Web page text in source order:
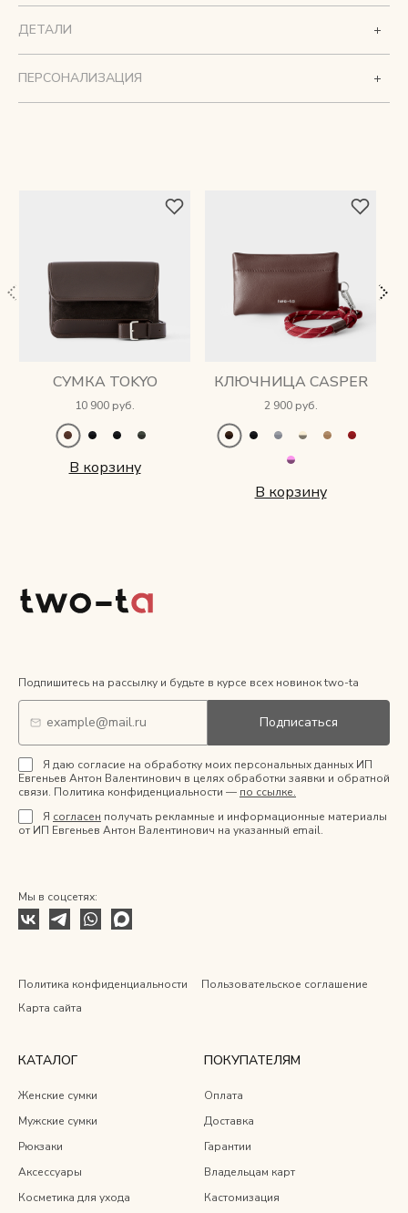
ДЕТАЛИ
ПЕРСОНАЛИЗАЦИЯ
СУМКА TOKYO
10 900 руб.
В корзину
КЛЮЧНИЦА CASPER
2 900 руб.
В корзину
Подпишитесь на рассылку и будьте в курсе всех новинок two-ta
Подписаться
Я даю согласие на обработку моих персональных данных ИП
Евгеньев Антон Валентинович в целях обработки заявки и обратной
связи. Политика конфиденциальности — по ссылке.
Я согласен получать рекламные и информационные материалы
от ИП Евгеньев Антон Валентинович на указанный email.
Мы в соцсетях:
Политика конфиденциальности
Пользовательское соглашение
Карта сайта
КАТАЛОГ
Женские сумки
Мужские сумки
Рюкзаки
Аксессуары
Косметика для ухода
ПОКУПАТЕЛЯМ
Оплата
Доставка
Гарантии
Владельцам карт
Кастомизация